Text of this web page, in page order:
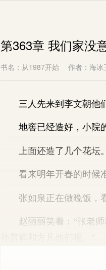
第363章 我们家没
书名：从1987开始 作者：海冰
三人先来到李文朝他们
地窖已经造好，小院的
上面还造了几个花坛。
看来明年开春的时候准
张如泉正在做晚饭，看
赵丽丽笑着：“张老师